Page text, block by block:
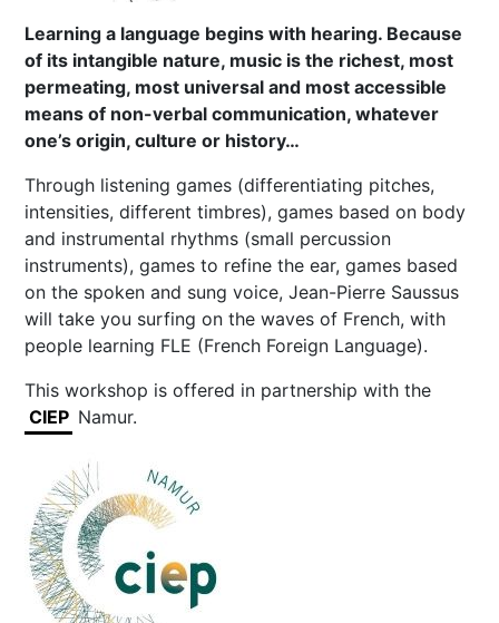
Learning a language begins with hearing. Because
of its intangible nature, music is the richest, most
permeating, most universal and most accessible
means of non-verbal communication, whatever
one’s origin, culture or history…
Through listening games (differentiating pitches,
intensities, different timbres), games based on body
and instrumental rhythms (small percussion
instruments), games to refine the ear, games based
on the spoken and sung voice, Jean-Pierre Saussus
will take you surfing on the waves of French, with
people learning FLE (French Foreign Language).
This workshop is offered in partnership with the
CIEP Namur.